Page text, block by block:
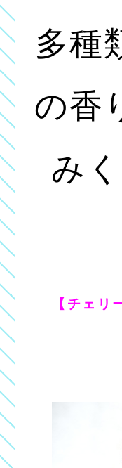
多種
の香
み
【チェリ